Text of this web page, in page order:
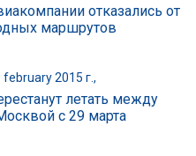
отказались от
маршрутов
february 2015 г.,
летать между
с 29 марта